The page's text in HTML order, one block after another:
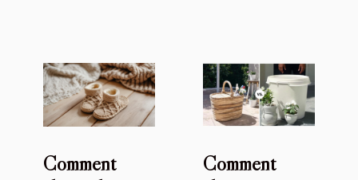
Comment
Comment